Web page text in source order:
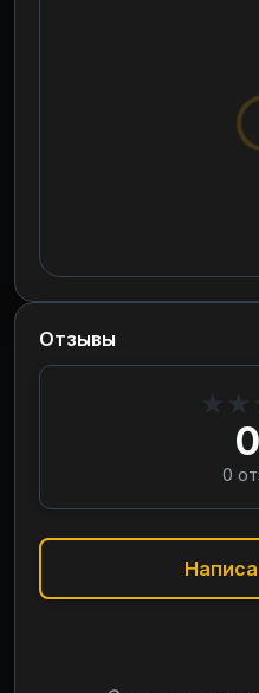
Отзывы
★ ★
0